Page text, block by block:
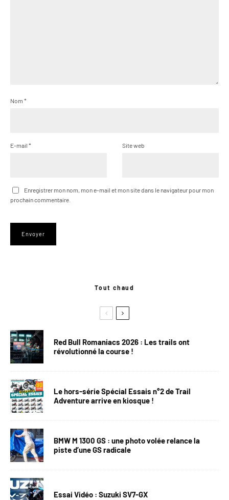
Nom *
E-mail * Site web
Enregistrer mon nom, mon e-mail et mon site dans le navigateur pour mon
prochain commentaire.
Tout chaud
Red Bull Romaniacs 2026 : Les trails ont
révolutionné la course !
Le hors-série Spécial Essais n°2 de Trail
Adventure arrive en kiosque !
BMW M 1300 GS : une photo volée relance la
piste d’une GS radicale
Essai Vidéo : Suzuki SV7-GX